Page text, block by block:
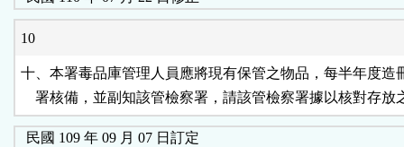
10
十、本署毒品庫管理人員應將現有保管之物品，每半年度造
署核備，並副知該管檢察署，請該管檢察署據以核對存放
民國 109 年 09 月 07 日訂定